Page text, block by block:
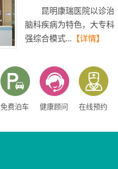
昆明康瑞医院以诊治
脑科疾病为特色，大专科
强综合模式... 【详情】
免费泊车 健康顾问 在线预约